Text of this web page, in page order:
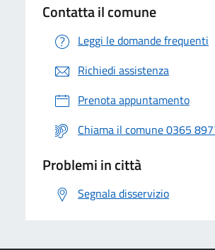
Contatta il comune
Leggi le domande frequenti
Richiedi assistenza
Prenota appuntamento
Chiama il comune 0365
Problemi in città
Segnala disservizio